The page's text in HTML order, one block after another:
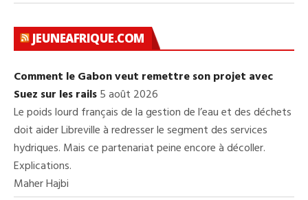
JEUNEAFRIQUE.COM
Comment le Gabon veut remettre son projet avec
Suez sur les rails5 août 2026
Le poids lourd français de la gestion de l’eau et des déchets
doit aider Libreville à redresser le segment des services
hydriques. Mais ce partenariat peine encore à décoller.
Explications.
Maher Hajbi